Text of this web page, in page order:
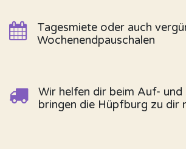
Tagesmiete oder auch
Wochenendpauschalen
Wir helfen dir beim Auf- und
bringen die Hüpfburg zu dir